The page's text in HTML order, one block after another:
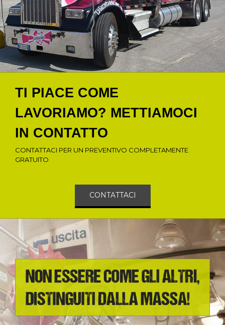
TI PIACE COME
LAVORIAMO? METTIAMOCI
IN CONTATTO
CONTATTACI PER UN PREVENTIVO COMPLETAMENTE
GRATUITO
CONTATTACI